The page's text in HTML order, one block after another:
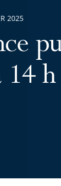
14 h
2025